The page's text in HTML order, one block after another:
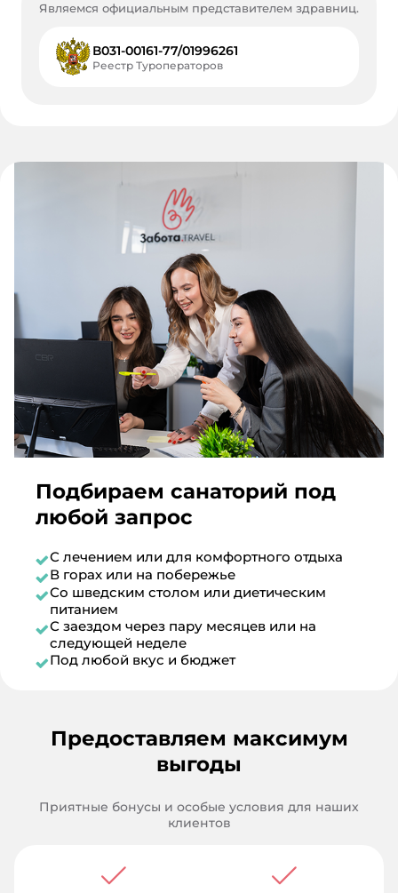
Являемся официальным представителем здравниц.
В031-00161-77/01996261
Реестр Туроператоров
Подбираем санаторий под
любой запрос
С лечением или для комфортного отдыха
В горах или на побережье
Со шведским столом или диетическим
питанием
С заездом через пару месяцев или на
следующей неделе
Под любой вкус и бюджет
Предоставляем максимум
выгоды
Приятные бонусы и особые условия для наших
клиентов